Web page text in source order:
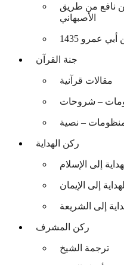
نافع من طريق
الأصبهاني
عمرو 1435
جنة القرآن
مقالات قرآنية
– شروحات
– نصية
ركن الهداية
إلى الإسلام
الهداية إلى الإيمان
إلى الشريعة
ركن المشرف
ترجمة الشيخ